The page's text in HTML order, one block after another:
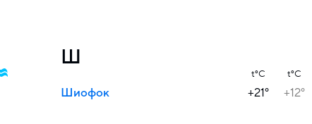
Ш
t°C t°C
Шиофок +21° +12°